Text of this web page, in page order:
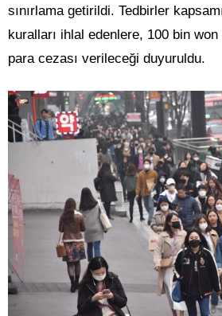
sınırlama getirildi. Tedbirler
kuralları ihlal edenlere, 100 bin
para cezası verileceği duyuruldu.